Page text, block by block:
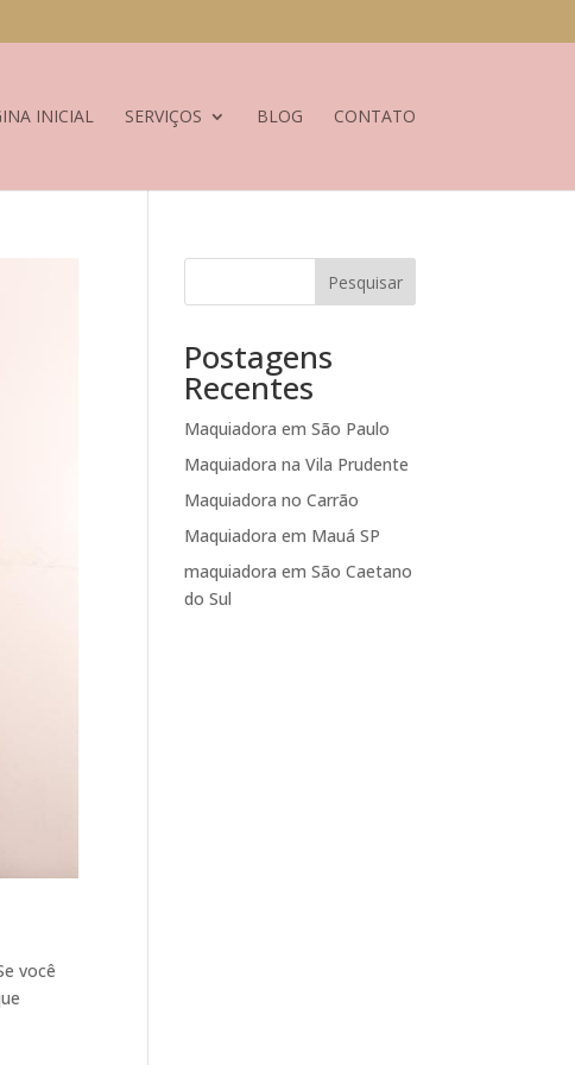
INICIAL SERVIÇOS BLOG CONTATO
você
Pesquisar
Postagens
Recentes
Maquiadora em São Paulo
Maquiadora na Vila Prudente
Maquiadora no Carrão
Maquiadora em Mauá SP
maquiadora em São Caetano
do Sul